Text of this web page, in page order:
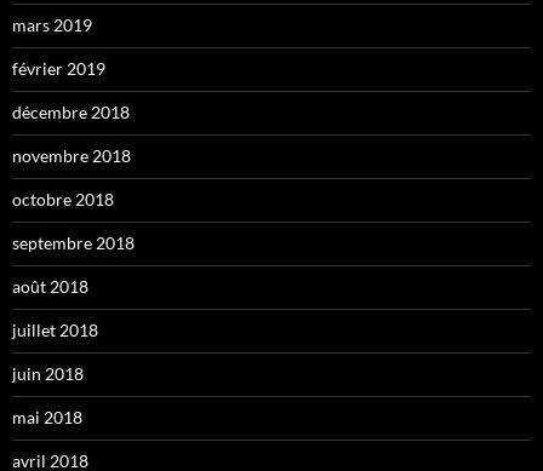
mars 2019
février 2019
décembre 2018
novembre 2018
octobre 2018
septembre 2018
août 2018
juillet 2018
juin 2018
mai 2018
avril 2018